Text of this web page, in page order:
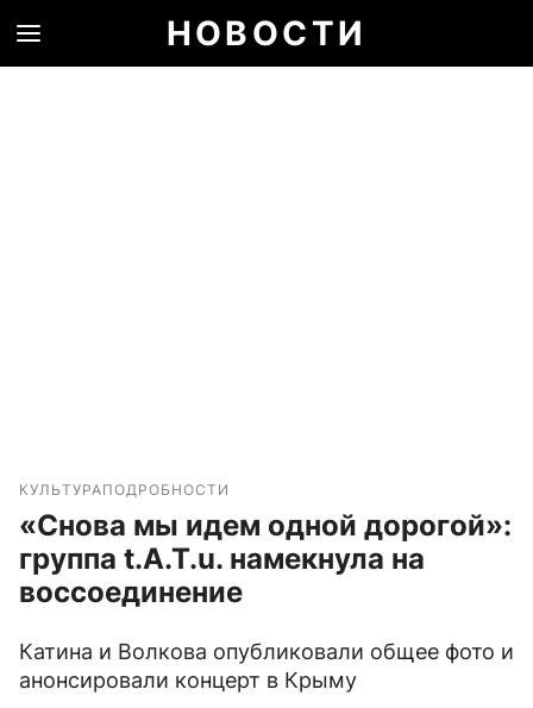
НОВОСТИ
КУЛЬТУРАПОДРОБНОСТИ
«Снова мы идем одной дорогой»:
группа t.A.T.u. намекнула на
воссоединение
Катина и Волкова опубликовали общее фото и
анонсировали концерт в Крыму